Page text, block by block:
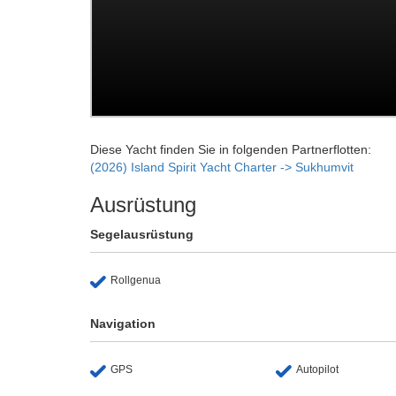
Diese Yacht finden Sie in folgenden Partnerflotten:
(2026) Island Spirit Yacht Charter -> Sukhumvit
Ausrüstung
Segelausrüstung
Rollgenua
Navigation
GPS Autopilot